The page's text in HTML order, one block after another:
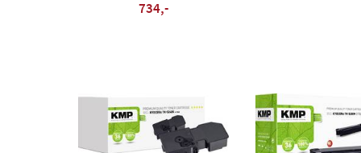
734,-